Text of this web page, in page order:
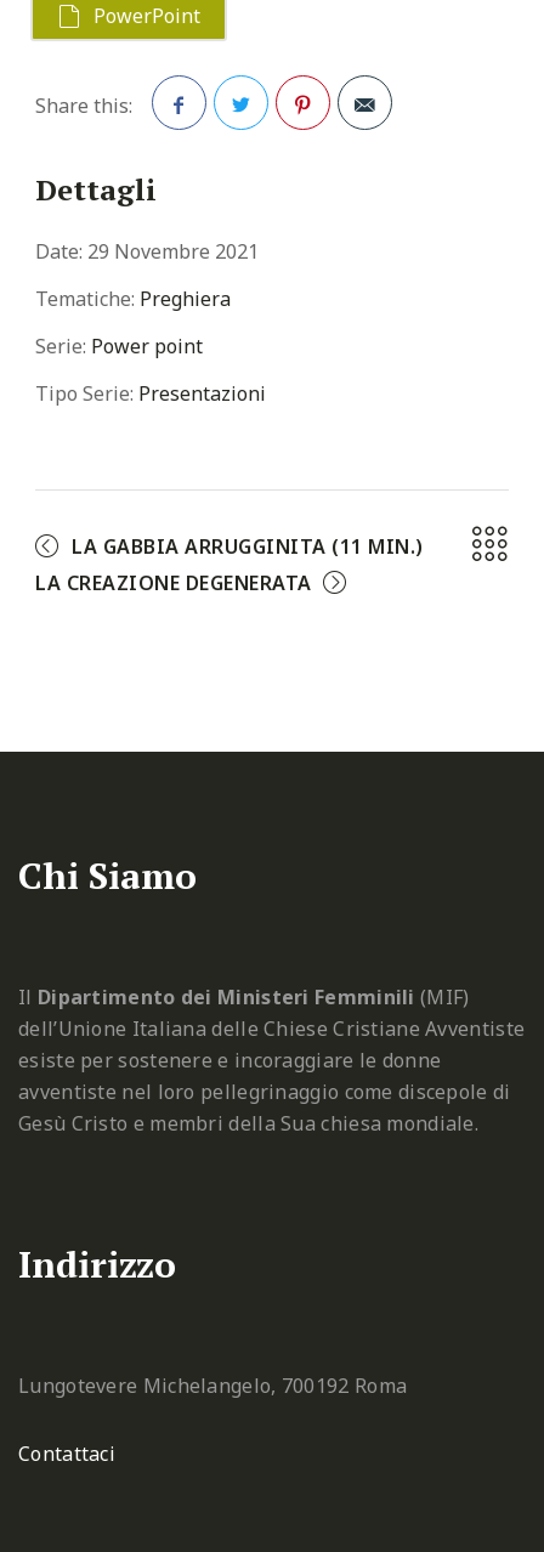
PowerPoint
Share this:
Dettagli
Date: 29 Novembre 2021
Tematiche: Preghiera
Serie: Power point
Tipo Serie: Presentazioni
LA GABBIA ARRUGGINITA (11 MIN.)
LA CREAZIONE DEGENERATA
Chi Siamo
Il Dipartimento dei Ministeri Femminili (MIF)
dell’Unione Italiana delle Chiese Cristiane Avventiste
esiste per sostenere e incoraggiare le donne
avventiste nel loro pellegrinaggio come discepole di
Gesù Cristo e membri della Sua chiesa mondiale.
Indirizzo
Lungotevere Michelangelo, 700192 Roma
Contattaci